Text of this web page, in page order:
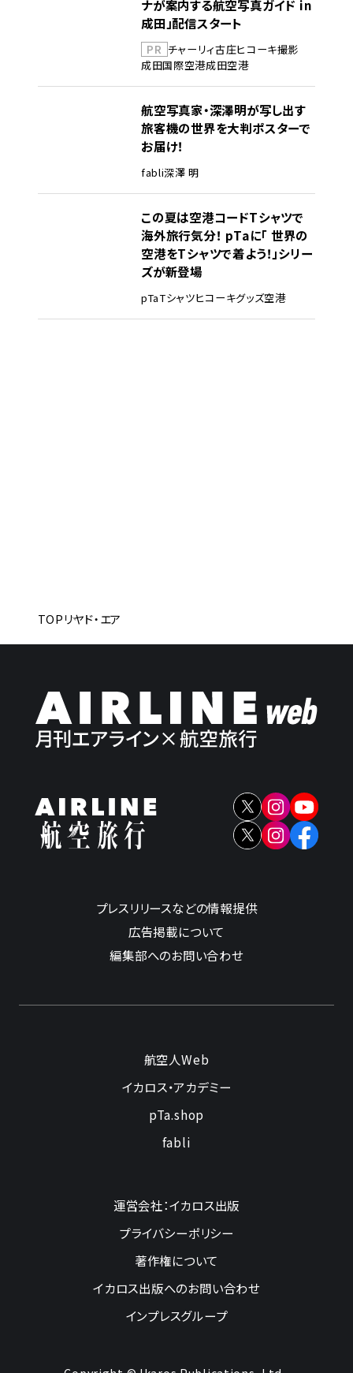
ナが案内する航空写真ガイド in
成田」配信スタート
PR チャーリィ古庄ヒコーキ撮影
成田国際空港成田空港
航空写真家・深澤明が写し出す
旅客機の世界を大判ポスターで
お届け！
fabli深澤 明
この夏は空港コードTシャツで
海外旅行気分！ pTaに「 世界の
空港をTシャツで着よう！」シリー
ズが新登場
pTaTシャツヒコーキグッズ空港
TOPリヤド・エア
プレスリリースなどの情報提供
広告掲載について
編集部へのお問い合わせ
航空人Web
イカロス・アカデミー
pTa.shop
fabli
運営会社：イカロス出版
プライバシーポリシー
著作権について
イカロス出版へのお問い合わせ
インプレスグループ